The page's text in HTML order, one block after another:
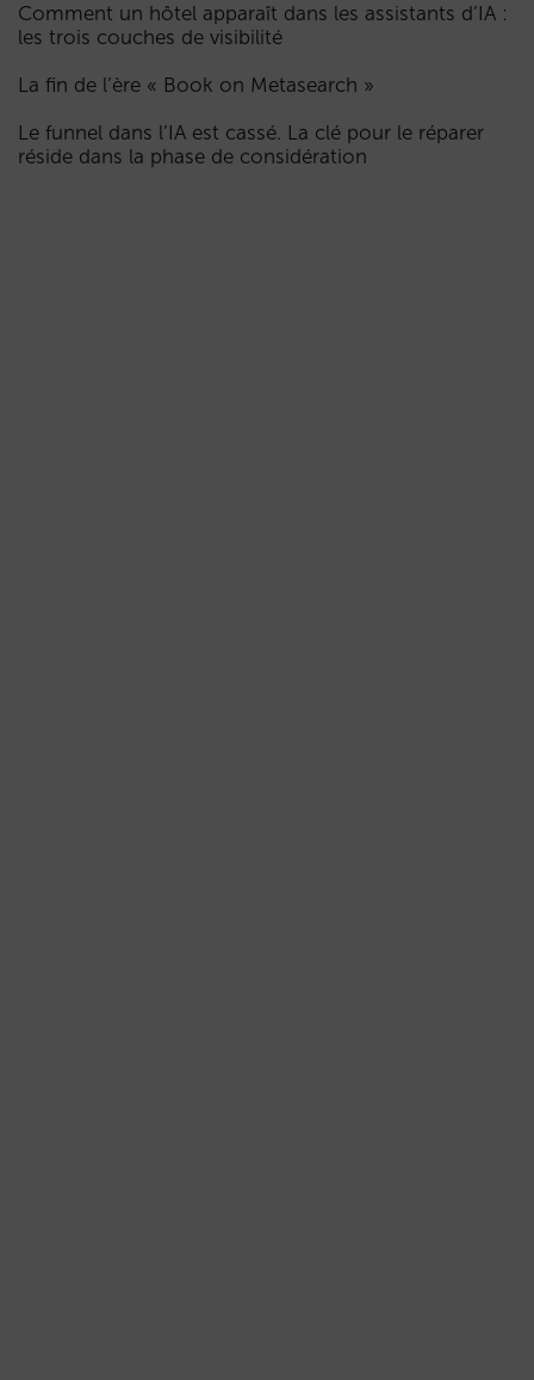
Comment un hôtel apparaît dans les assistants d’IA :
les trois couches de visibilité
La fin de l’ère « Book on Metasearch »
Le funnel dans l’IA est cassé. La clé pour le réparer
réside dans la phase de considération